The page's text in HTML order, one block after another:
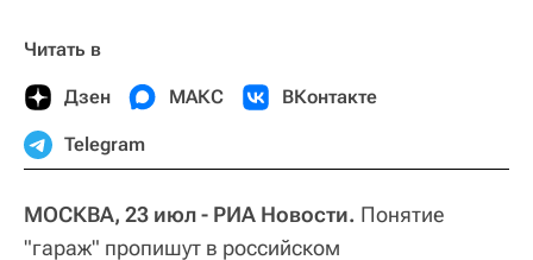
Читать в
Дзен МАКС ВКонтакте
Telegram
МОСКВА, 23 июл - РИА Новости. Понятие
"гараж" пропишут в российском